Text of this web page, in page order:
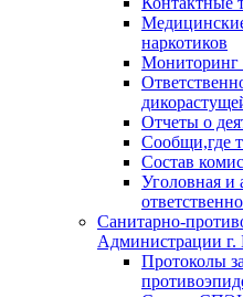
наркотиков
Мониторинг
Отчеты о
Сообщи,где
Состав
Уголовная и
Санитарно-
Администрации
Протоколы